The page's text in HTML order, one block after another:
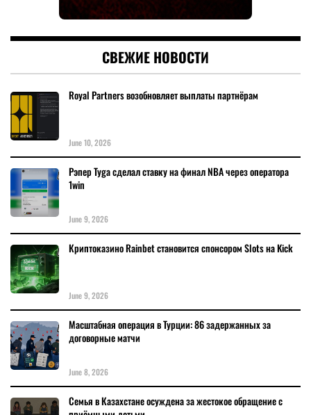
СВЕЖИЕ НОВОСТИ
Royal Partners возобновляет выплаты партнёрам
June 10, 2026
Рэпер Tyga сделал ставку на финал NBA через оператора
1win
June 9, 2026
Криптоказино Rainbet становится спонсором Slots на Kick
June 9, 2026
Масштабная операция в Турции: 86 задержанных за
договорные матчи
June 8, 2026
Семья в Казахстане осуждена за жестокое обращение с